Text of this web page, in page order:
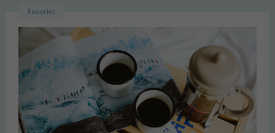
Favoriet